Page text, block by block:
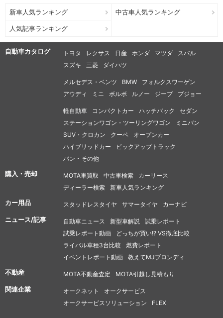
新車人気ランキング 中古車人気ランキング
人気記事ランキング
自動車カタログ トヨタ レクサス 日産 ホンダ マツダ
スバル
スズキ
三菱 ダイハツ
メルセデス・ベンツ BMW
フォルクスワーゲン
アウディ
ミニ ボルボ ルノー ジープ プジョー
軽自動車 コンパクトカー ハッチバック
セダン
ステーションワゴン・ツーリングワゴン
ミニバン
SUV・クロカン
クーペ
オープンカー
ハイブリッドカー
ピックアップトラック
バン・その他
購入・売却 MOTA車買取 中古車検索
カーリース
ディーラー検索
新車人気ランキング
カー用品 スタッドレスタイヤ サマータイヤ カーナビ
ニュース/記事 自動車ニュース 新型車解説
試乗レポート
試乗レポート動画
どっちが買い!? VS徹底比較
ライバル車種3台比較
燃費レポート
イベントレポート動画
教えてMJブロンディ
不動産 MOTA不動産査定 MOTA引越し見積もり
関連企業 オークネット
オークサービス
オークサービスソリューション
FLEX